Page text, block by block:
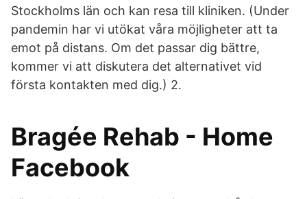
Stockholms län och kan resa till kliniken. (Under
pandemin har vi utökat våra möjligheter att ta
emot på distans. Om det passar dig bättre,
kommer vi att diskutera det alternativet vid
första kontakten med dig.) 2.
Bragée Rehab - Home
Facebook